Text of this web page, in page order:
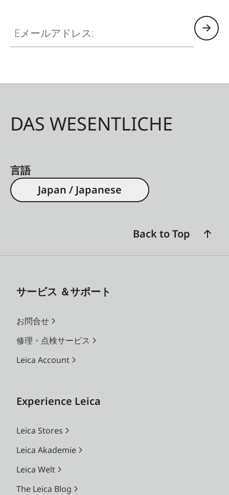
DAS WESENTLICHE
言語
Japan / Japanese
Back to Top
サービス ＆サポート
お問合せ
修理・点検サービス
Leica Account
Experience Leica
Leica Stores
Leica Akademie
Leica Welt
The Leica Blog